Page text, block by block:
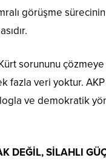
görüşme
sorununu
fazla veri yoktur.
ve demokratik
DEĞİL, SİLAHLI